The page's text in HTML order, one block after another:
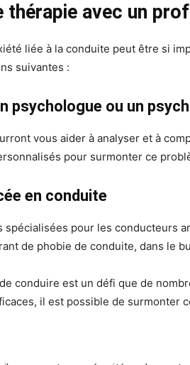
thérapie avec un
liée à la conduite peut être si
suivantes :
psychologue ou un
vous aider à analyser et à
pour surmonter ce
en conduite
spécialisées pour les conducteurs
de phobie de conduite, dans le
conduire est un défi que de
il est possible de surmonter